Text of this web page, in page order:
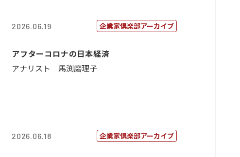
2026.06.19 企業家倶楽部アーカイブ
アフターコロナの日本経済
アナリスト 馬渕磨理子
2026.06.18 企業家倶楽部アーカイブ